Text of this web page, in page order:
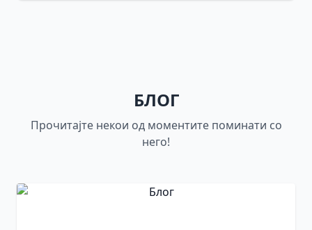
БЛОГ
Прочитајте некои од моментите поминати со
него!